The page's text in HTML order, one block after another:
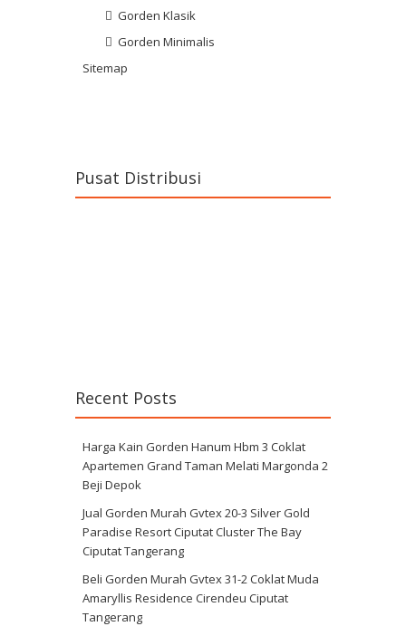
Gorden Klasik
Gorden Minimalis
Sitemap
Pusat Distribusi
Recent Posts
Harga Kain Gorden Hanum Hbm 3 Coklat
Apartemen Grand Taman Melati Margonda 2
Beji Depok
Jual Gorden Murah Gvtex 20-3 Silver Gold
Paradise Resort Ciputat Cluster The Bay
Ciputat Tangerang
Beli Gorden Murah Gvtex 31-2 Coklat Muda
Amaryllis Residence Cirendeu Ciputat
Tangerang